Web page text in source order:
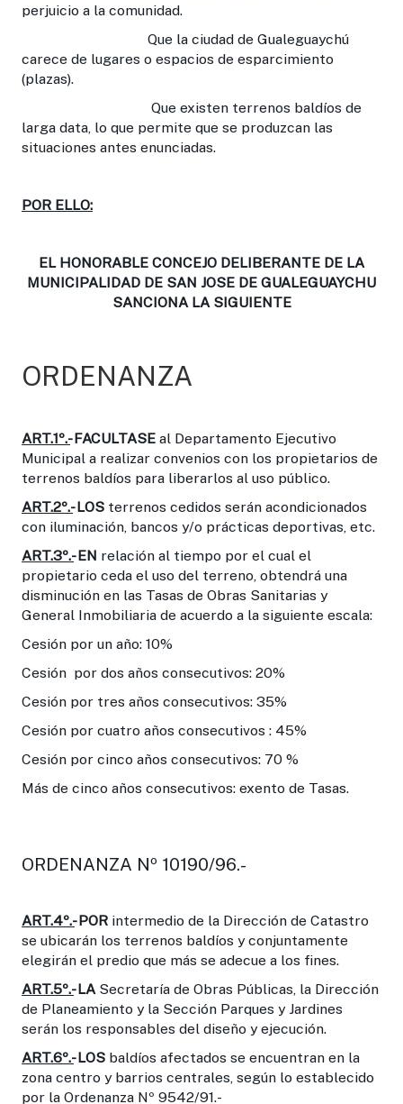
perjuicio a la comunidad.
Que la ciudad de Gualeguaychú
carece de lugares o espacios de esparcimiento
(plazas).
Que existen terrenos baldíos de
larga data, lo que permite que se produzcan las
situaciones antes enunciadas.
POR ELLO:
EL HONORABLE CONCEJO DELIBERANTE DE LA
MUNICIPALIDAD DE SAN JOSE DE GUALEGUAYCHU
SANCIONA LA SIGUIENTE
ORDENANZA
ART.1º.-FACULTASE al Departamento Ejecutivo
Municipal a realizar convenios con los propietarios de
terrenos baldíos para liberarlos al uso público.
ART.2º.-LOS terrenos cedidos serán acondicionados
con iluminación, bancos y/o prácticas deportivas, etc.
ART.3º.-EN relación al tiempo por el cual el
propietario ceda el uso del terreno, obtendrá una
disminución en las Tasas de Obras Sanitarias y
General Inmobiliaria de acuerdo a la siguiente escala:
Cesión por un año: 10%
Cesión por dos años consecutivos: 20%
Cesión por tres años consecutivos: 35%
Cesión por cuatro años consecutivos : 45%
Cesión por cinco años consecutivos: 70 %
Más de cinco años consecutivos: exento de Tasas.
ORDENANZA Nº 10190/96.-
ART.4º.-POR intermedio de la Dirección de Catastro
se ubicarán los terrenos baldíos y conjuntamente
elegirán el predio que más se adecue a los fines.
ART.5º.-LA Secretaría de Obras Públicas, la Dirección
de Planeamiento y la Sección Parques y Jardines
serán los responsables del diseño y ejecución.
ART.6º.-LOS baldíos afectados se encuentran en la
zona centro y barrios centrales, según lo establecido
por la Ordenanza Nº 9542/91.-